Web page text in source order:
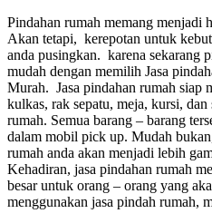
Pindahan rumah memang menjadi
Akan tetapi, kerepotan untuk
anda pusingkan. karena sekarang
mudah dengan memilih Jasa
Murah. Jasa pindahan rumah siap
kulkas, rak sepatu, meja, kursi,
rumah. Semua barang – barang
dalam mobil pick up. Mudah
rumah anda akan menjadi lebih
Kehadiran, jasa pindahan rumah
besar untuk orang – orang yang
menggunakan jasa pindah rumah,